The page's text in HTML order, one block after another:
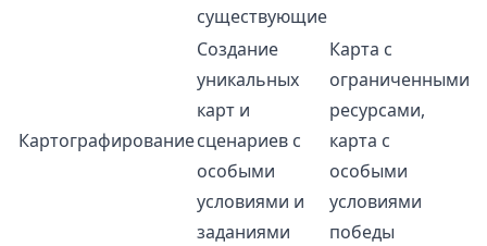
существующие
Картографирование
Создание
уникальных
карт и
сценариев с
особыми
условиями и
заданиями
Карта с
ограниченными
ресурсами,
карта с
особыми
условиями
победы